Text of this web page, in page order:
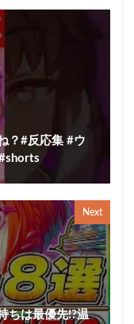
？#反応集 #ウ
Next
ちは最優先!?温